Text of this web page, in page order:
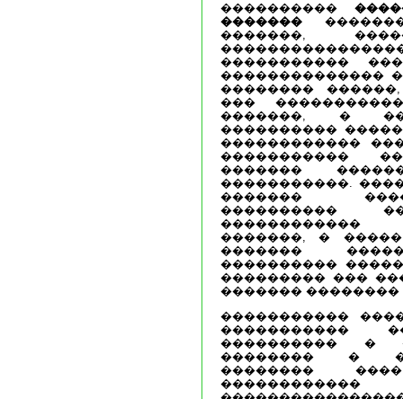
����������
�������
�������,
�����������
��������������
��������
���
�������, �
����������
������������
�����������
�������
�����������.
�������
����������
������������
�������, �
�������
����������
��������� ���
������� ��������
�����������
�����������
���������� �
�������� �
��������